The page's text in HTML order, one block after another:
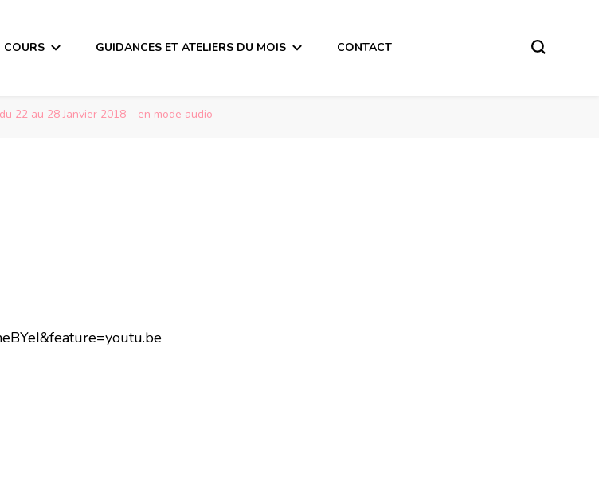
COURS GUIDANCES ET ATELIERS DU MOIS CONTACT
22 au 28 Janvier 2018 – en mode audio-